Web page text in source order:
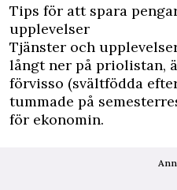
Tips för att spara
upplevelser
Tjänster och
långt ner på priolistan,
förvisso (svältfödda
tummade på
för ekonomin.